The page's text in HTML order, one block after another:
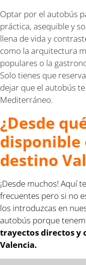
Optar por el autobús
práctica, asequible y
llena de vida y
como la arquitectura
populares o la
Solo tienes que
dejar que el autobús
Mediterráneo.
¿Desde
disponible
destino
¡Desde muchos! Aquí
frecuentes pero si no
los introduzcas en
autobús porque
trayectos directos y
Valencia.